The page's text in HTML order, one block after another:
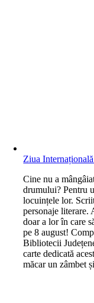
Ziua
Cine nu a
drumului? Pentru
locuințele lor.
personaje literare.
doar a lor în care
pe 8 august!
Bibliotecii
carte dedicată
măcar un zâmbet și